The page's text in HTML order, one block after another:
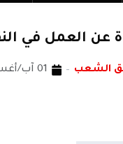
عن العمل في
الشعب 01 آب/أغسطس 2019